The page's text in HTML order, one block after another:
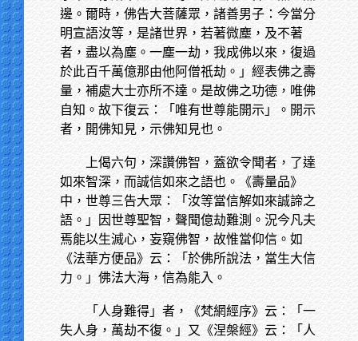
邊。爾時，佛告大菩薩眾，諸善男子：今當分
明宣語汝等，是諸世界，若著微塵，及不著
者，盡以為塵。一塵一劫，我成佛以來，復過
於此百千萬億那由他阿僧祇劫。」經表佛之壽
量，補處大士亦所不達。是故佛之功德，唯佛
自知。故下復云：「唯有世尊能開示」。開示
者，開佛知見，示佛知見也。
上偈六句，深讚佛智，蓋欲令聞者，了達
如來智深，而誠信如來之語也。《壽量品》
中，世尊三告大眾：「汝等當信解如來誠諦之
語。」因世尊聖智，聲聞億劫難測。況今凡夫
焉能以生滅心，妄窺佛智，故惟當仰信。如
《法華方便品》云：「於佛所說法，當生大信
力。」佛法大海，信為能入。
「人身難得」者，《梵網經序》云：「一
失人身，萬劫不復。」又《涅槃經》云：「人